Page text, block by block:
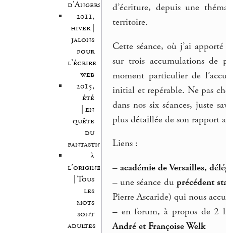
d’Angers
2011,
hiver |
jalons
pour
l’écrire
web
2015,
été
| en
quête
du
fantastique
à
l’origine
| Tous
les
mots
sont
adultes
d’écriture, depuis une
territoire.
Cette séance, où j’ai
sur trois accumulations de
moment particulier de
initial et repérable. Ne pas
dans nos six séances, juste
plus détaillée de son rapport
Liens :
– académie de Versailles,
– une séance du précédent
Pierre Ascaride) qui nous
– en forum, à propos de 2
André et Françoise Welk